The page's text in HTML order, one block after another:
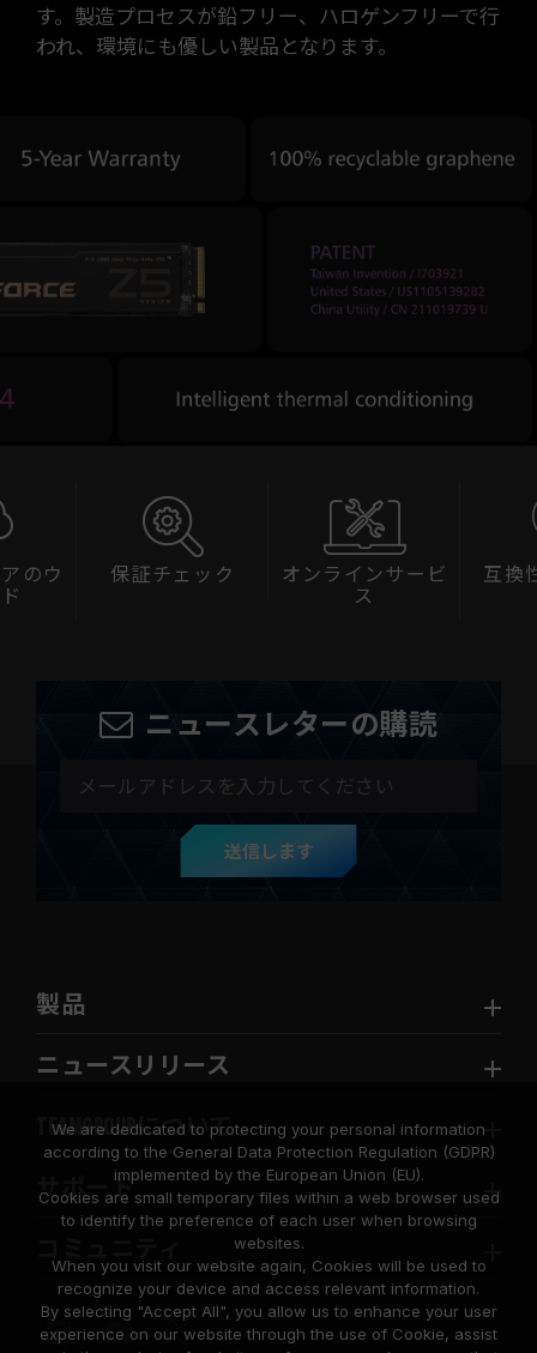
す。製造プロセスが鉛フリー、ハロゲンフリーで行
われ、環境にも優しい製品となります。
のウ
保証チェック
オンラインサービ
ス
互換
ニュースレターの購読
送信します
製品
ニュースリリース
TEAMGROUPについて
サポート
We are dedicated to protecting your personal information
according to the General Data Protection Regulation (GDPR)
implemented by the European Union (EU).
Cookies are small temporary files within a web browser used
to identify the preference of each user when browsing
websites.
When you visit our website again, Cookies will be used to
recognize your device and access relevant information.
By selecting "Accept All", you allow us to enhance your user
experience on our website through the use of Cookie, assist